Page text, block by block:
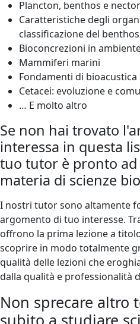
Plancton, benthos e
Caratteristiche degli
classificazione del benthos
Bioconcrezioni in
Mammiferi marini
Fondamenti di bioacustica
Cetacei: evoluzione e
… E molto altro
Se non hai trovato
interessa in questa
tuo tutor è pronto
materia di scienze
I nostri tutor sono altamente
argomento di tuo interesse.
offrono la prima lezione a
scoprire in modo totalmente
qualità delle lezioni che
dalla qualità e professionalità
Non sprecare altro
subito a studiare